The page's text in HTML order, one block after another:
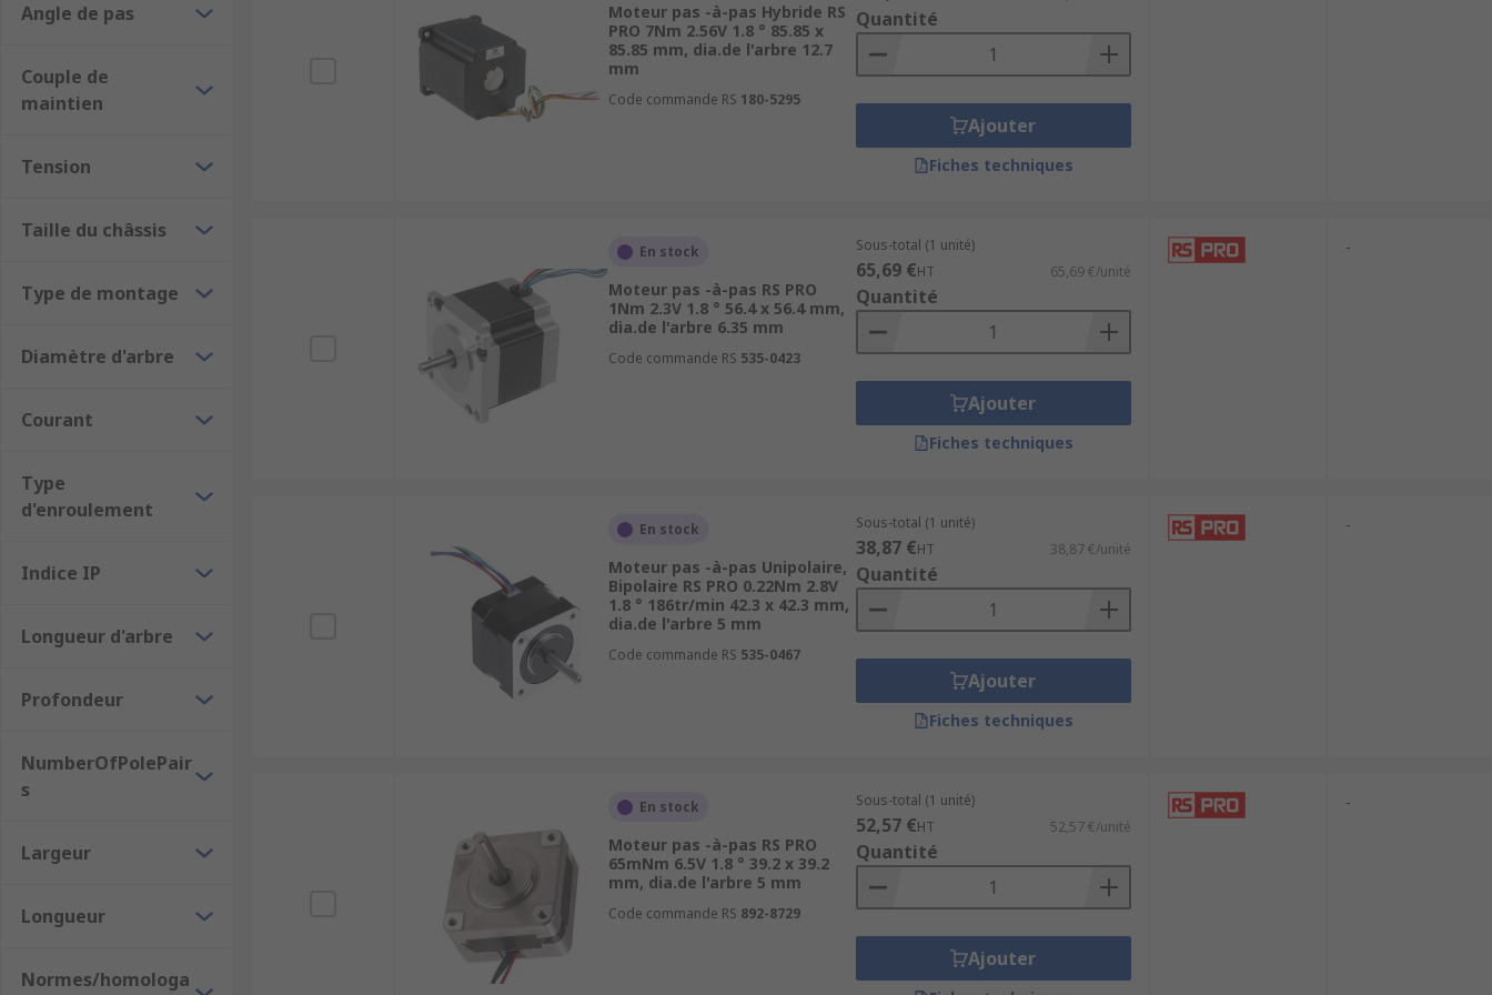
Service client personnalisé
pour accompagner vos projets.
Découvrez également :
Capteurs de position
Angle de pas
Couple de
maintien
Tension
Taille du châssis
Type de montage
Diamètre d'arbre
Courant
Type
d'enroulement
Indice IP
Longueur d'arbre
Profondeur
NumberOfPolePair
s
Largeur
Longueur
Normes/homologa
Moteur pas -à-pas Hybride RS
PRO 7Nm 2.56V 1.8 ° 85.85 x
85.85 mm, dia.de l'arbre 12.7
mm
Code commande RS 180-5295
Quantité
Ajouter
Fiches techniques
En stock
Moteur pas -à-pas RS PRO
1Nm 2.3V 1.8 ° 56.4 x 56.4 mm,
dia.de l'arbre 6.35 mm
Code commande RS 535-0423
Sous-total (1 unité)
65,69 €HT 65,69 €/unité
Quantité
Ajouter
Fiches techniques
-
En stock
Moteur pas -à-pas Unipolaire,
Bipolaire RS PRO 0.22Nm 2.8V
1.8 ° 186tr/min 42.3 x 42.3 mm,
dia.de l'arbre 5 mm
Code commande RS 535-0467
Sous-total (1 unité)
38,87 €HT 38,87 €/unité
Quantité
Ajouter
Fiches techniques
-
En stock
Moteur pas -à-pas RS PRO
65mNm 6.5V 1.8 ° 39.2 x 39.2
mm, dia.de l'arbre 5 mm
Code commande RS 892-8729
Sous-total (1 unité)
52,57 €HT 52,57 €/unité
Quantité
Ajouter
-